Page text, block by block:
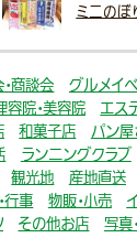
ミニのぼ
商談会 グルメイ
容院・美容院 エス
和菓子店 パン屋
ランニングクラブ
観光地 産地直送
行事 物販・小売
その他お店 写真